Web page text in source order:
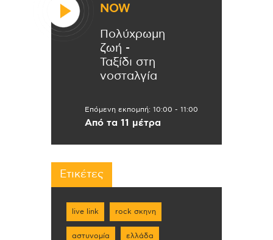
NOW
Πολύχρωμη
ζωή -
Ταξίδι στη
νοσταλγία
Επόμενη εκπομπή: 10:00 - 11:00
Από τα 11 μέτρα
Ετικέτες
live link rock σκηνη
αστυνομία ελλάδα